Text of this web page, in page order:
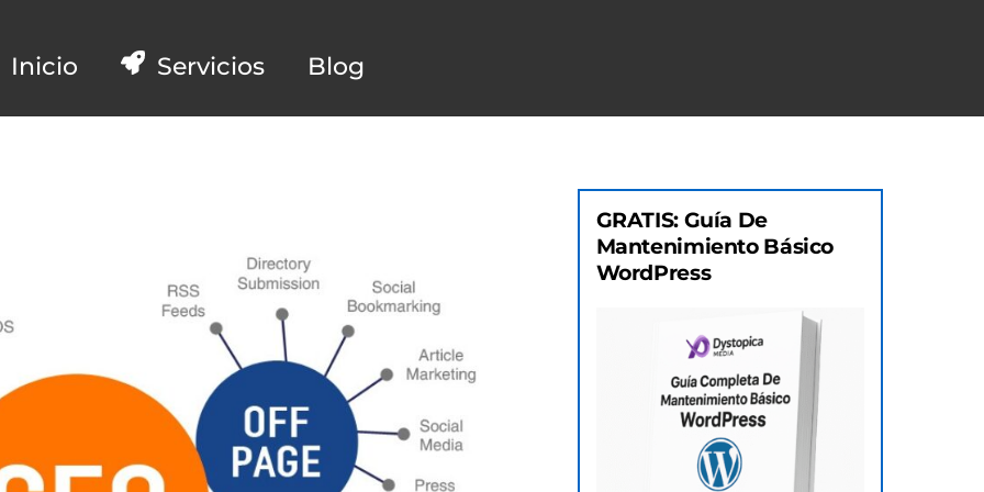
Inicio Servicios Blog
GRATIS: Guía De
Mantenimiento Básico
WordPress